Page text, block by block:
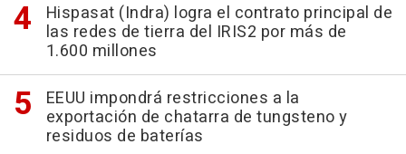
Hispasat (Indra) logra el contrato principal de
las redes de tierra del IRIS2 por más de
1.600 millones
EEUU impondrá restricciones a la
exportación de chatarra de tungsteno y
residuos de baterías